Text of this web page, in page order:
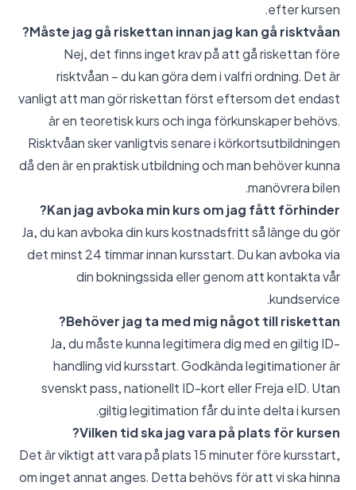
efter kursen.
Måste jag gå riskettan innan jag kan gå risktvåan?
Nej, det finns inget krav på att gå riskettan före
risktvåan – du kan göra dem i valfri ordning. Det är
vanligt att man gör riskettan först eftersom det endast
är en teoretisk kurs och inga förkunskaper behövs.
Risktvåan sker vanligtvis senare i körkortsutbildningen
då den är en praktisk utbildning och man behöver kunna
manövrera bilen.
Kan jag avboka min kurs om jag fått förhinder?
Ja, du kan avboka din kurs kostnadsfritt så länge du gör
det minst 24 timmar innan kursstart. Du kan avboka via
din bokningssida eller genom att kontakta vår
kundservice.
Behöver jag ta med mig något till riskettan?
Ja, du måste kunna legitimera dig med en giltig ID-
handling vid kursstart. Godkända legitimationer är
svenskt pass, nationellt ID-kort eller Freja eID. Utan
giltig legitimation får du inte delta i kursen.
Vilken tid ska jag vara på plats för kursen?
Det är viktigt att vara på plats 15 minuter före kursstart,
om inget annat anges. Detta behövs för att vi ska hinna